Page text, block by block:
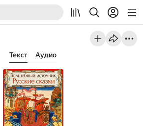
Текст Аудио